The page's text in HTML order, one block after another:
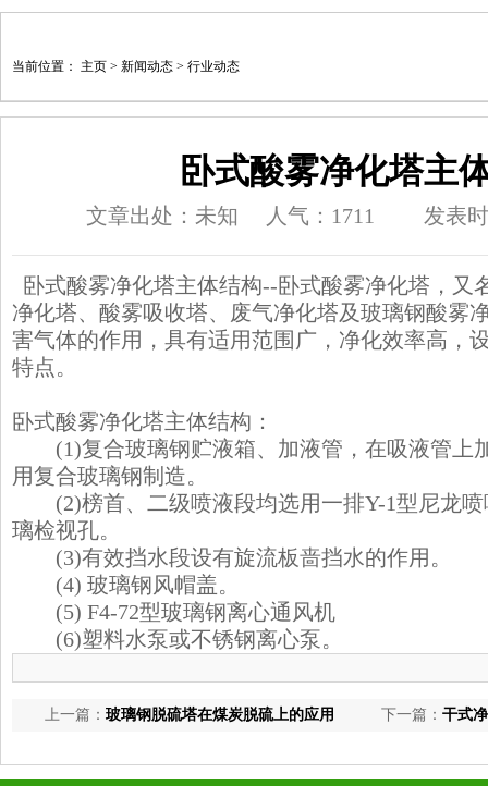
当前位置： 主页 > 新闻动态 > 行业动态
卧式酸雾净化塔主
文章出处：未知 人气：1711 发表
卧式酸雾净化塔主体结构--卧式酸雾净化塔，又
净化塔、酸雾吸收塔、废气净化塔及玻璃钢酸雾
害气体的作用，具有适用范围广，净化效率高，
特点。
卧式酸雾净化塔主体结构：
(1)复合玻璃钢贮液箱、加液管，在吸液管上
用复合玻璃钢制造。
(2)榜首、二级喷液段均选用一排Y-1型尼龙喷
璃检视孔。
(3)有效挡水段设有旋流板啬挡水的作用。
(4) 玻璃钢风帽盖。
(5) F4-72型玻璃钢离心通风机
(6)塑料水泵或不锈钢离心泵。
上一篇： 玻璃钢脱硫塔在煤炭脱硫上的应用 下一篇： 干式